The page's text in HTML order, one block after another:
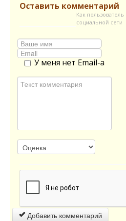
Оставить комментарий
Как пользователь
социальной сети
У меня нет Email-а
Добавить комментарий